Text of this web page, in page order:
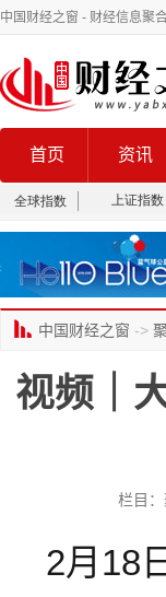
中国财经之窗 - 财经信息聚
首页 资讯
中国财经之窗 ->
视频｜
栏目
2月18